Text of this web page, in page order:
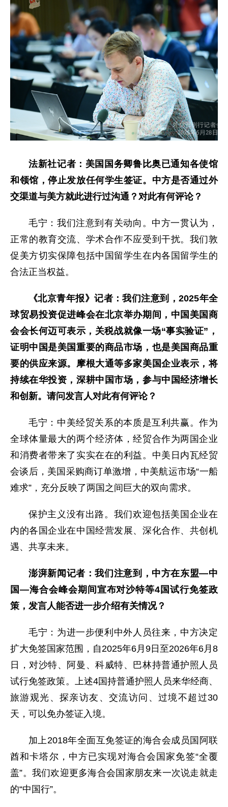
法新社记者：美国国务卿鲁比奥已通知各使馆
和领馆，停止发放任何学生签证。中方是否通过外
交渠道与美方就此进行过沟通？对此有何评论？
毛宁：我们注意到有关动向。中方一贯认为，
正常的教育交流、学术合作不应受到干扰。我们敦
促美方切实保障包括中国留学生在内各国留学生的
合法正当权益。
《北京青年报》记者：我们注意到，2025年全
球贸易投资促进峰会在北京举办期间，中国美国商
会会长何迈可表示，关税战就像一场“事实验证”，
证明中国是美国重要的商品市场，也是美国商品重
要的供应来源。摩根大通等多家美国企业表示，将
持续在华投资，深耕中国市场，参与中国经济增长
和创新。请问发言人对此有何评论？
毛宁：中美经贸关系的本质是互利共赢。作为
全球体量最大的两个经济体，经贸合作为两国企业
和消费者带来了实实在在的利益。中美日内瓦经贸
会谈后，美国采购商订单激增，中美航运市场“一船
难求”，充分反映了两国之间巨大的双向需求。
保护主义没有出路。我们欢迎包括美国企业在
内的各国企业在中国经营发展、深化合作、共创机
遇、共享未来。
澎湃新闻记者：我们注意到，中方在东盟—中
国—海合会峰会期间宣布对沙特等4国试行免签政
策，发言人能否进一步介绍有关情况？
毛宁：为进一步便利中外人员往来，中方决定
扩大免签国家范围，自2025年6月9日至2026年6月8
日，对沙特、阿曼、科威特、巴林持普通护照人员
试行免签政策。上述4国持普通护照人员来华经商、
旅游观光、探亲访友、交流访问、过境不超过30
天，可以免办签证入境。
加上2018年全面互免签证的海合会成员国阿联
酋和卡塔尔，中方已实现对海合会国家免签“全覆
盖”。我们欢迎更多海合会国家朋友来一次说走就走
的“中国行”。